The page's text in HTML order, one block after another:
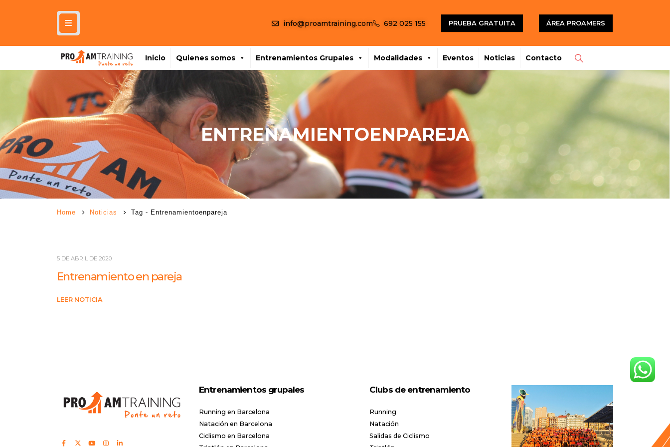
info@proamtraining.com 692 025 155 PRUEBA GRATUITA ÁREA PROAMERS
Inicio Quienes somos Entrenamientos Grupales Modalidades Eventos Noticias Contacto
ENTRENAMIENTOENPAREJA
Home Noticias Tag - Entrenamientoenpareja
5 DE ABRIL DE 2020
Entrenamiento en pareja
LEER NOTICIA
Entrenamientos grupales
Running en Barcelona
Natación en Barcelona
Ciclismo en Barcelona
Clubs de entrenamiento
Running
Natación
Salidas de Ciclismo